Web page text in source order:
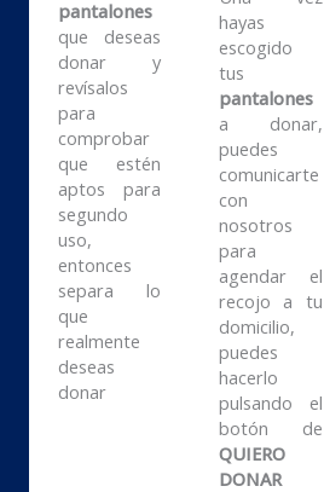
pantalones
que deseas
donar y
revísalos
para
comprobar
que estén
aptos para
segundo
uso,
entonces
separa lo
que
realmente
deseas
donar
hayas
escogido
tus
pantalones
a donar,
puedes
comunicarte
con
nosotros
para
agendar el
recojo a tu
domicilio,
puedes
hacerlo
pulsando el
botón de
QUIERO
DONAR